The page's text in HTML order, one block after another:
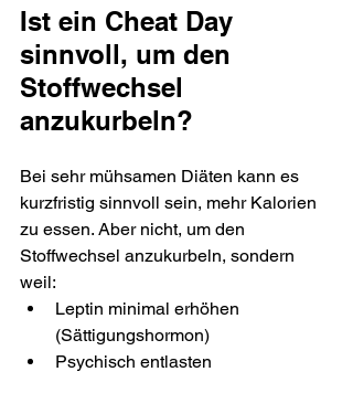
Ist ein Cheat Day
sinnvoll, um den
Stoffwechsel
anzukurbeln?
Bei sehr mühsamen Diäten kann es
kurzfristig sinnvoll sein, mehr Kalorien
zu essen. Aber nicht, um den
Stoffwechsel anzukurbeln, sondern
weil:
Leptin minimal erhöhen
(Sättigungshormon)
Psychisch entlasten